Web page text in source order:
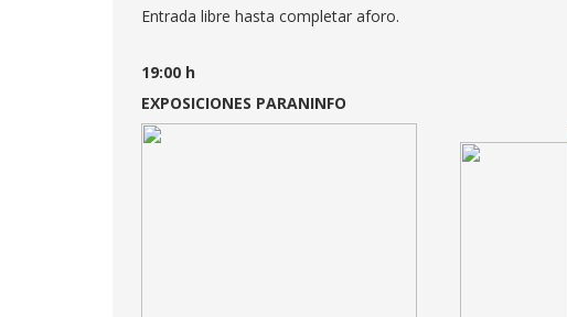
Entrada libre hasta completar aforo.
19:00 h
EXPOSICIONES PARANINFO